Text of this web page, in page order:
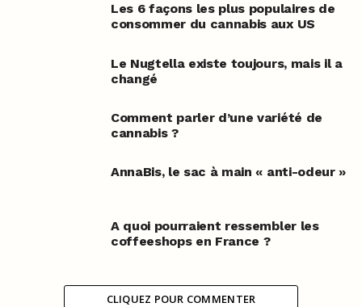
Les 6 façons les plus populaires de
consommer du cannabis aux US
Le Nugtella existe toujours, mais il a
changé
Comment parler d’une variété de
cannabis ?
AnnaBis, le sac à main « anti-odeur »
A quoi pourraient ressembler les
coffeeshops en France ?
CLIQUEZ POUR COMMENTER